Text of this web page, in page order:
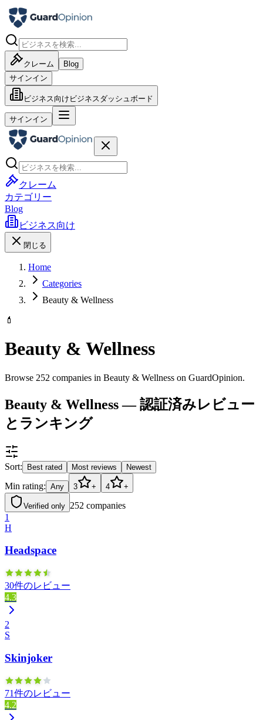
クレーム
Blog
サインイン
ビジネス向け ビジネスダッシュボード
サインイン
クレーム
カテゴリー
Blog
ビジネス向け
閉じる
Home
Categories
Beauty & Wellness
💄
Beauty & Wellness
Browse 252 companies in Beauty & Wellness on GuardOpinion.
Beauty & Wellness — 認証済みレビュー
とランキング
Sort: Best rated Most reviews Newest
Min rating: Any 3 + 4 +
Verified only 252 companies
1
H
Headspace
30件のレビュー
4.3
2
S
Skinjoker
71件のレビュー
4.2